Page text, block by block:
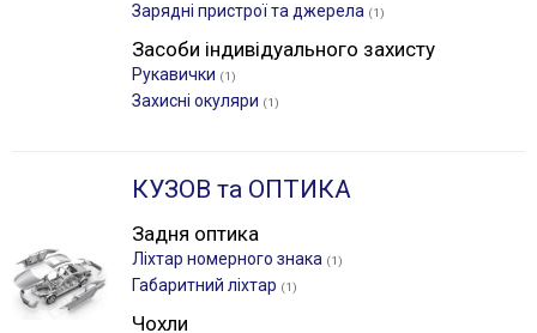
Зарядні пристрої та джерела (1)
Засоби індивідуального захисту
Рукавички (1)
Захисні окуляри (1)
КУЗОВ та ОПТИКА
Задня оптика
Ліхтар номерного знака (1)
Габаритний ліхтар (1)
Чохли